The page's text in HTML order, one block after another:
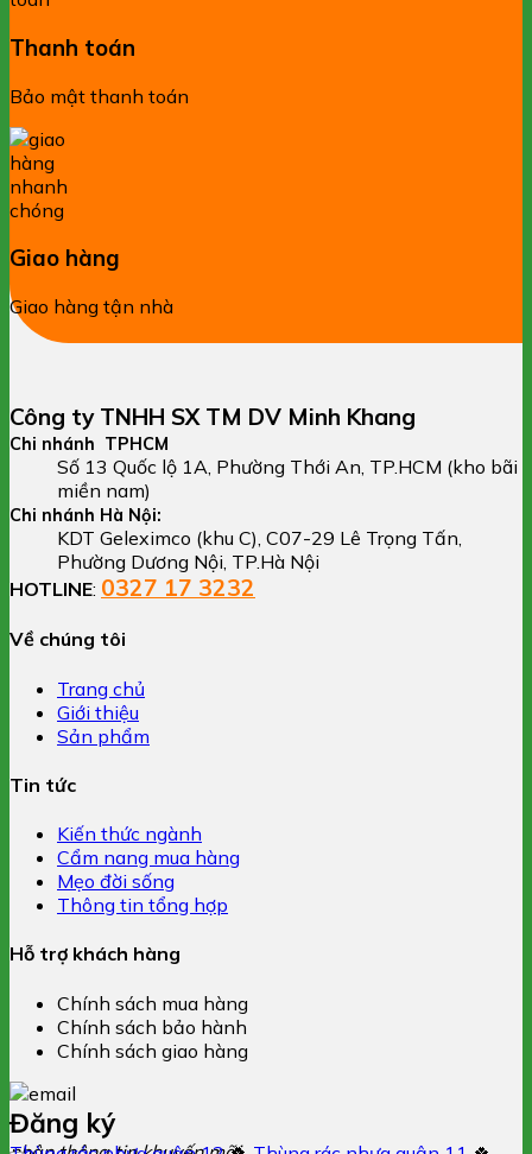
Thanh toán
Bảo mật thanh toán
Giao hàng
Giao hàng tận nhà
Công ty TNHH SX TM DV Minh Khang
Chi nhánh TPHCM
Số 13 Quốc lộ 1A, Phường Thới An, TP.HCM (kho bãi
miền nam)
Chi nhánh Hà Nội:
KDT Geleximco (khu C), C07-29 Lê Trọng Tấn,
Phường Dương Nội, TP.Hà Nội
HOTLINE: 0327 17 3232
Về chúng tôi
Trang chủ
Giới thiệu
Sản phẩm
Tin tức
Kiến thức ngành
Cẩm nang mua hàng
Mẹo đời sống
Thông tin tổng hợp
Hỗ trợ khách hàng
Chính sách mua hàng
Chính sách bảo hành
Chính sách giao hàng
Đăng ký